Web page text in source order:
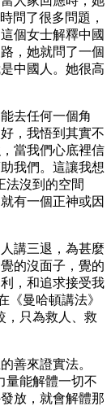
問了很多問題，
個女士解釋中國
，她就問了一個
中國人。她很高
去任何一個角
，我悟到其實不
當我們心底裡信
我們。這讓我想
法沒到的空間
有一個正神或因
講三退，為甚麼
的沒面子，覺的
，和追求接受我
《曼哈頓講法》
，只為救人、救
善來證實法。
量能解體一切不
放，就會解體那